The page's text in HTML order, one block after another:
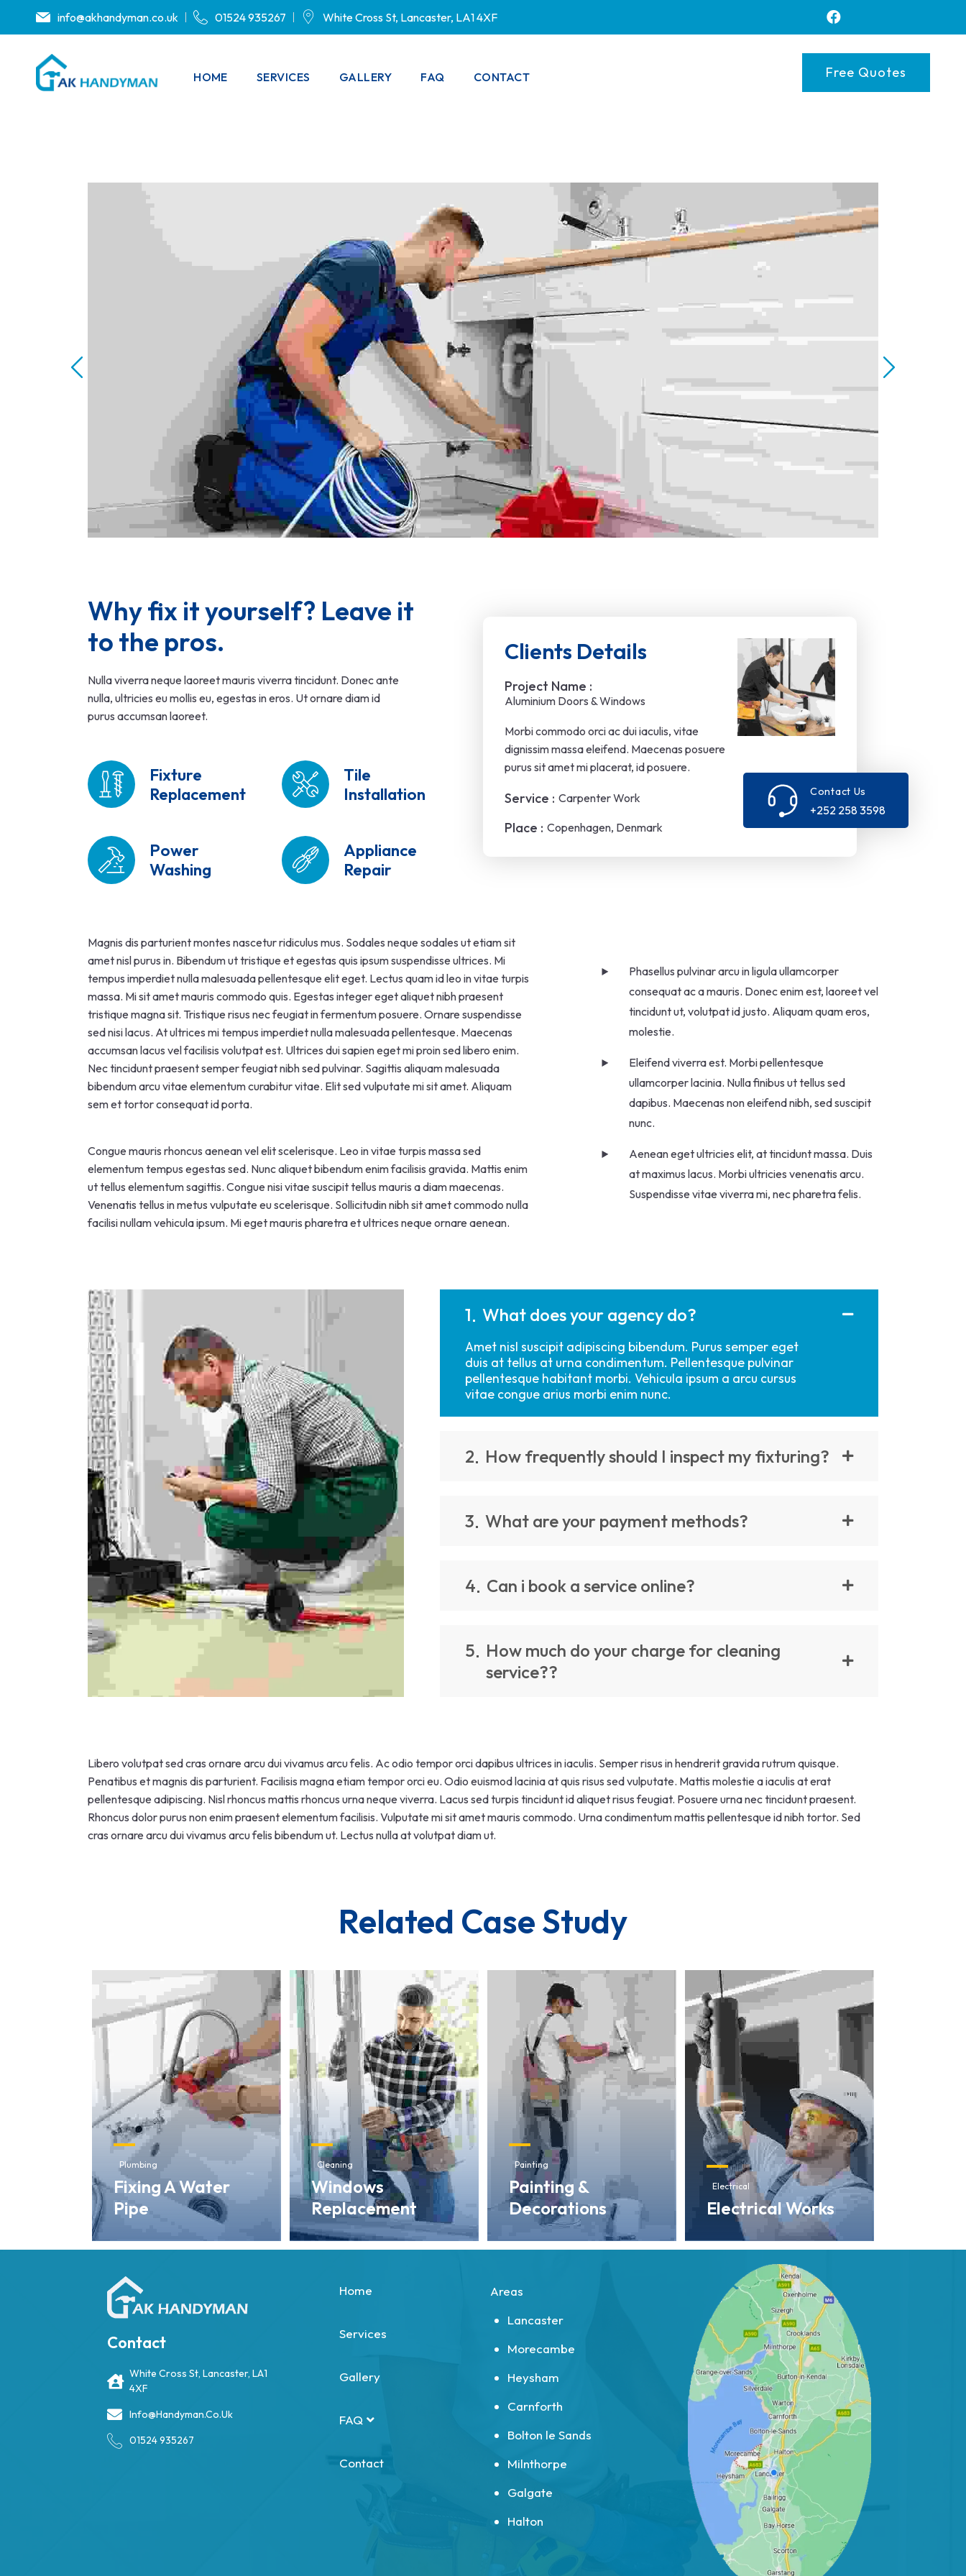
info@akhandyman.co.uk 01524 935267 White Cross St, Lancaster, LA1 4XF
HOME SERVICES GALLERY FAQ CONTACT Free Quotes
Why fix it yourself? Leave it
to the pros.
Nulla viverra neque laoreet mauris viverra tincidunt. Donec ante
nulla, ultricies eu mollis eu, egestas in eros. Ut ornare diam id
purus accumsan laoreet.
Fixture
Replacement
Tile
Installation
Power
Washing
Appliance
Repair
Clients Details
Project Name :
Aluminium Doors & Windows
Morbi commodo orci ac dui iaculis, vitae
dignissim massa eleifend. Maecenas posuere
purus sit amet mi placerat, id posuere.
Service : Carpenter Work
Place : Copenhagen, Denmark
Contact Us
+252 258 3598
Magnis dis parturient montes nascetur ridiculus mus. Sodales neque sodales ut etiam sit
amet nisl purus in. Bibendum ut tristique et egestas quis ipsum suspendisse ultrices. Mi
tempus imperdiet nulla malesuada pellentesque elit eget. Lectus quam id leo in vitae turpis
massa. Mi sit amet mauris commodo quis. Egestas integer eget aliquet nibh praesent
tristique magna sit. Tristique risus nec feugiat in fermentum posuere. Ornare suspendisse
sed nisi lacus. At ultrices mi tempus imperdiet nulla malesuada pellentesque. Maecenas
accumsan lacus vel facilisis volutpat est. Ultrices dui sapien eget mi proin sed libero enim.
Nec tincidunt praesent semper feugiat nibh sed pulvinar. Sagittis aliquam malesuada
bibendum arcu vitae elementum curabitur vitae. Elit sed vulputate mi sit amet. Aliquam
sem et tortor consequat id porta.
Congue mauris rhoncus aenean vel elit scelerisque. Leo in vitae turpis massa sed
elementum tempus egestas sed. Nunc aliquet bibendum enim facilisis gravida. Mattis enim
ut tellus elementum sagittis. Congue nisi vitae suscipit tellus mauris a diam maecenas.
Venenatis tellus in metus vulputate eu scelerisque. Sollicitudin nibh sit amet commodo nulla
facilisi nullam vehicula ipsum. Mi eget mauris pharetra et ultrices neque ornare aenean.
Phasellus pulvinar arcu in ligula ullamcorper
consequat ac a mauris. Donec enim est, laoreet vel
tincidunt ut, volutpat id justo. Aliquam quam eros,
molestie.
Eleifend viverra est. Morbi pellentesque
ullamcorper lacinia. Nulla finibus ut tellus sed
dapibus. Maecenas non eleifend nibh, sed suscipit
nunc.
Aenean eget ultricies elit, at tincidunt massa. Duis
at maximus lacus. Morbi ultricies venenatis arcu.
Suspendisse vitae viverra mi, nec pharetra felis.
1 What does your agency do?
Amet nisl suscipit adipiscing bibendum. Purus semper eget
duis at tellus at urna condimentum. Pellentesque pulvinar
pellentesque habitant morbi. Vehicula ipsum a arcu cursus
vitae congue arius morbi enim nunc.
2 How frequently should I inspect my fixturing?
3 What are your payment methods?
4 Can i book a service online?
5 How much do your charge for cleaning
service??
Libero volutpat sed cras ornare arcu dui vivamus arcu felis. Ac odio tempor orci dapibus ultrices in iaculis. Semper risus in hendrerit gravida rutrum quisque.
Penatibus et magnis dis parturient. Facilisis magna etiam tempor orci eu. Odio euismod lacinia at quis risus sed vulputate. Mattis molestie a iaculis at erat
pellentesque adipiscing. Nisl rhoncus mattis rhoncus urna neque viverra. Lacus sed turpis tincidunt id aliquet risus feugiat. Posuere urna nec tincidunt praesent.
Rhoncus dolor purus non enim praesent elementum facilisis. Vulputate mi sit amet mauris commodo. Urna condimentum mattis pellentesque id nibh tortor. Sed
cras ornare arcu dui vivamus arcu felis bibendum ut. Lectus nulla at volutpat diam ut.
Related Case Study
Plumbing
Fixing A Water
Pipe
Cleaning
Windows
Replacement
Painting
Painting &
Decorations
Electrical
Electrical Works
Contact
White Cross St, Lancaster, LA1
4XF
Info@handyman.co.uk
01524 935267
Home
Services
Gallery
FAQ
Contact
Areas
Lancaster
Morecambe
Heysham
Carnforth
Bolton le Sands
Milnthorpe
Galgate
Halton